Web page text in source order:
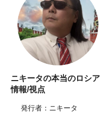
ニキータの本当のロシア
情報/視点
発行者：ニキータ